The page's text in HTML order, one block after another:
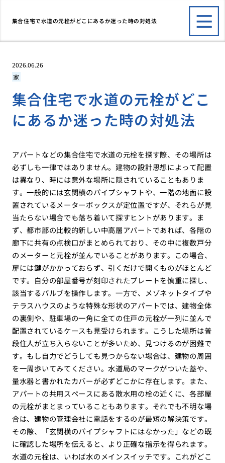
集合住宅で水道の元栓がどこにあるか迷った時の対処法
2026.06.26
家
集合住宅で水道の元栓がどこ
にあるか迷った時の対処法
アパートなどの集合住宅で水道の元栓を探す際、その場所は
必ずしも一律ではありません。建物の設計思想によって配置
は異なり、時には意外な場所に隠されていることもありま
す。一般的には玄関横のパイプシャフトや、一階の地面に設
置されているメーターボックスが定位置ですが、それらが見
当たらない場合でも落ち着いて探すヒントがあります。ま
ず、都市部の比較的新しい中高層アパートであれば、各階の
廊下に共有の点検口がまとめられており、その中に複数戸分
のメーターと元栓が並んでいることがあります。この場合、
扉には鍵がかかっておらず、引くだけで開くものがほとんど
です。自分の部屋番号が刻印されたプレートを慎重に探し、
該当するバルブを操作します。一方で、メゾネットタイプや
テラスハウスのような特殊な形状のアパートでは、建物全体
の裏側や、駐車場の一角に全ての住戸の元栓が一列に並んで
配置されているケースも見受けられます。こうした場所は普
段住人が立ち入らないことが多いため、見つけるのが困難で
す。もし自力でどうしても見つからない場合は、建物の周囲
を一周歩いてみてください。水道局のマークがついた蓋や、
量水器と書かれたカバーが必ずどこかに存在します。また、
アパートの共用スペースにある散水用の栓の近くに、各部屋
の元栓がまとまっていることもあります。それでも不明な場
合は、建物の管理会社に電話をするのが最短の解決策です。
その際、「玄関横のパイプシャフトにはなかった」などの既
に確認した場所を伝えると、より正確な指示を得られます。
水道の元栓は、いわば水のメインスイッチです。これがどこ